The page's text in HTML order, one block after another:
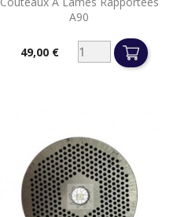
A90
Prix49,00 €